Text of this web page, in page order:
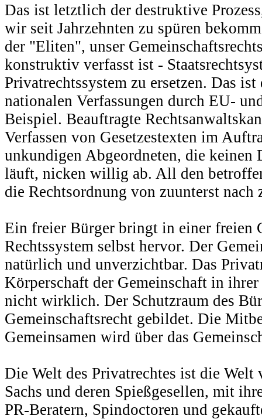
Das ist letztlich der destruktive
wir seit Jahrzehnten zu spüren
der "Eliten", unser
konstruktiv verfasst ist -
Privatrechtssystem zu ersetzen. Das
nationalen Verfassungen durch EU-
Beispiel. Beauftragte
Verfassen von Gesetzestexten im
unkundigen Abgeordneten, die keinen
läuft, nicken willig ab. All den
die Rechtsordnung von zuunterst nach
Ein freier Bürger bringt in einer freien
Rechtssystem selbst hervor. Der
natürlich und unverzichtbar. Das
Körperschaft der Gemeinschaft in
nicht wirklich. Der Schutzraum des
Gemeinschaftsrecht gebildet. Die
Gemeinsamen wird über das
Die Welt des Privatrechtes ist die Welt
Sachs und deren Spießgesellen, mit
PR-Beratern, Spindoctoren und